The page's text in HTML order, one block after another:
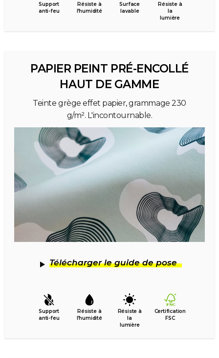
Support
anti-feu
Résiste à
l’humidité
Surface
lavable
Résiste à
la
lumière
PAPIER PEINT PRÉ-ENCOLLÉ
HAUT DE GAMME
Teinte grège effet papier, grammage 230
g/m². L'incontournable.
Télécharger le guide de pose
Support
anti-feu
Résiste à
l’humidité
Résiste à
la
lumière
Certification
FSC